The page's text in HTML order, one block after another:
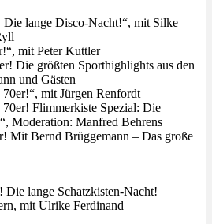
lange Disco-Nacht!“, mit Silke
mit Peter Kuttler
Die größten Sporthighlights aus den
und Gästen
mit Jürgen Renfordt
Flimmerkiste Spezial: Die
Moderation: Manfred Behrens
Mit Bernd Brüggemann – Das große
lange Schatzkisten-Nacht!
mit Ulrike Ferdinand